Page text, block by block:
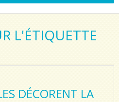
L'ÉTIQUETTE
DÉCORENT LA